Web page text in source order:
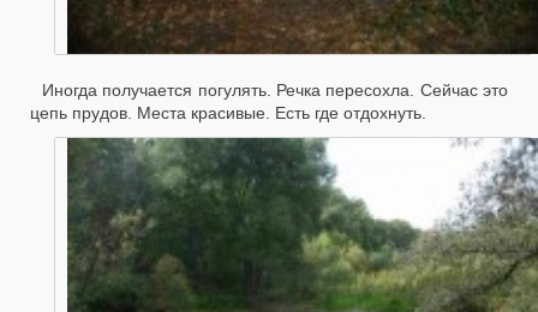
Иногда получается погулять. Речка пересохла. Сейчас это
цепь прудов. Места красивые. Есть где отдохнуть.